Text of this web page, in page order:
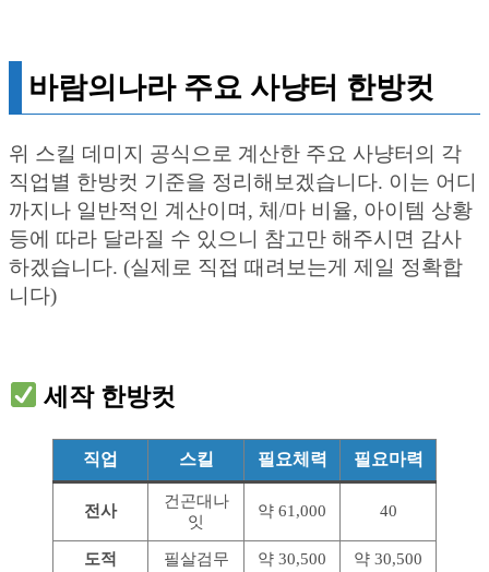
바람의나라 주요 사냥터 한방컷
위 스킬 데미지 공식으로 계산한 주요 사냥터의 각
직업별 한방컷 기준을 정리해보겠습니다. 이는 어디
까지나 일반적인 계산이며, 체/마 비율, 아이템 상황
등에 따라 달라질 수 있으니 참고만 해주시면 감사
하겠습니다. (실제로 직접 때려보는게 제일 정확합
니다)
세작 한방컷
직업 스킬 필요체력 필요마력
전사
건곤대나
잇
약 61,000 40
도적 필살검무 약 30,500 약 30,500